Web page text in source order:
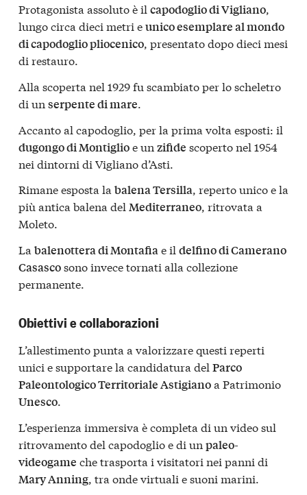
Protagonista assoluto è il capodoglio di Vigliano,
lungo circa dieci metri eunico esemplare al mondo
di capodoglio pliocenico, presentato dopo dieci mesi
di restauro.
Alla scoperta nel 1929 fu scambiato per lo scheletro
di un serpente di mare.
Accanto al capodoglio, per la prima volta esposti: il
dugongo di Montiglioe un zifide scoperto nel 1954
nei dintorni di Vigliano d’Asti.
Rimane esposta la balena Tersilla, reperto unico e la
più antica balena del Mediterraneo, ritrovata a
Moleto.
La balenottera di Montafiae il delfino di Camerano
Casascosono invece tornati alla collezione
permanente.
Obiettivi e collaborazioni
L’allestimento punta a valorizzare questi reperti
unici e supportare la candidatura del Parco
Paleontologico Territoriale Astigianoa Patrimonio
Unesco.
L’esperienza immersiva è completa di un video sul
ritrovamento del capodoglio e di un paleo-
videogame che trasporta i visitatori nei panni di
Mary Anning , tra onde virtuali e suoni marini.